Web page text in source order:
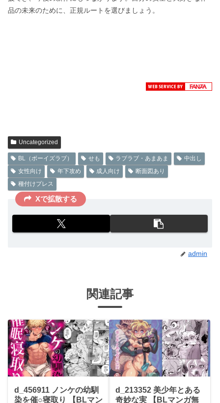
品の未来のために、正規ルートを選びましょう。
Uncategorized
BL（ボーイズラブ） せも ラブラブ・あまあま
中出し
女性向け
年下攻め 成人向け
断面図あり
種付けプレス
Xで拡散する
admin
関連記事
d_456911 ノンケの幼馴
染を催○寝取り 【BLマン
d_213352 美少年とある
奇妙な実 【BLマンガ無